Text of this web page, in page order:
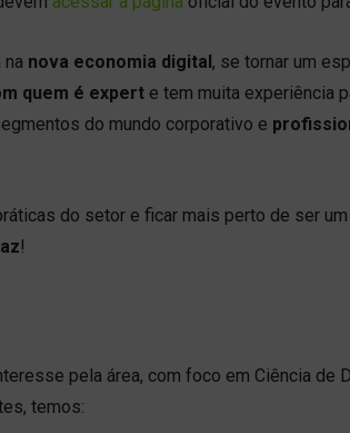
nova economia digital, se tornar um
quem é expert e tem muita experiência
do mundo corporativo e
do setor e ficar mais perto de ser
!
pela área, com foco em Ciência de
temos: